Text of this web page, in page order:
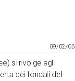
09/02/06
si rivolge agli
dei fondali del